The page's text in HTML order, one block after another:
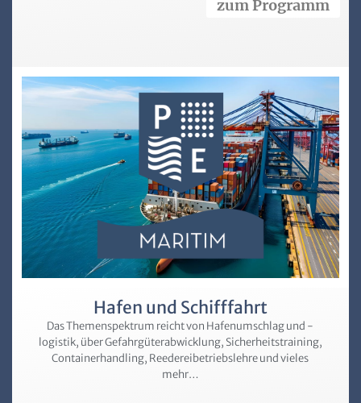
zum Programm
Hafen und Schifffahrt
Das Themenspektrum reicht von Hafen­umschlag und -
logistik, über Gefahrgüter­abwicklung, Sicherheitstraining,
Containerhandling, Reederei­betriebslehre und vieles
mehr…